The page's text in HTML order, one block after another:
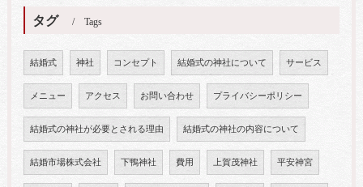
タグ Tags
結婚式 神社 コンセプト 結婚式の神社について サービス
メニュー アクセス お問い合わせ プライバシーポリシー
結婚式の神社が必要とされる理由 結婚式の神社の内容について
結婚市場株式会社 下鴨神社 費用 上賀茂神社 平安神宮